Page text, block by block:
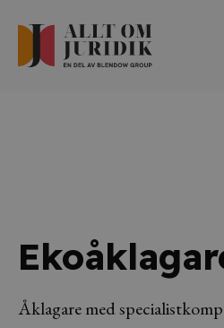
Åklagare med